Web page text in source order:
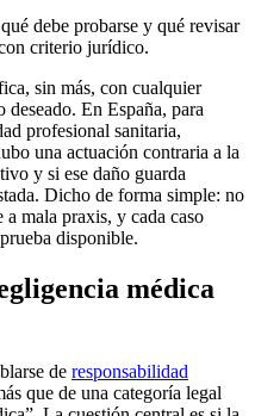
debe probarse y qué revisar
criterio jurídico.
sin más, con cualquier
En España, para
profesional sanitaria,
una actuación contraria a la
y si ese daño guarda
Dicho de forma simple: no
mala praxis, y cada caso
disponible.
médica
de responsabilidad
que de una categoría legal